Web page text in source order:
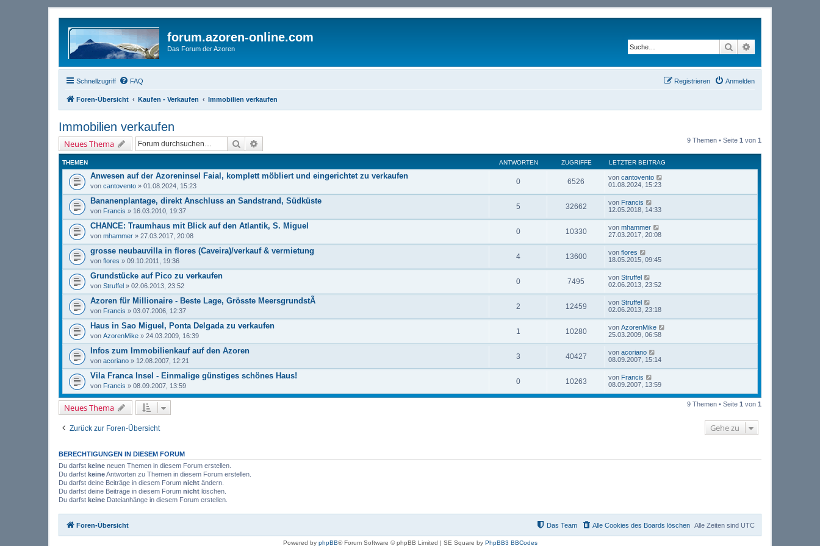
forum.azoren-online.com
Das Forum der Azoren Suche
Schnellzugriff FAQ Anmelden
Registrieren
Foren-Übersicht Kaufen - Verkaufen Immobilien verkaufen
Immobilien verkaufen
Neues Thema Suche 9 Themen • Seite 1 von 1
THEMEN ANTWORTEN ZUGRIFFE LETZTER BEITRAG
Anwesen auf der Azoreninsel Faial, komplett möbliert und eingerichtet zu verkaufen
von cantovento » 01.08.2024, 15:23
0 6526 von cantovento
01.08.2024, 15:23
Bananenplantage, direkt Anschluss an Sandstrand, Südküste
von Francis » 16.03.2010, 19:37
5 32662 von Francis
12.05.2018, 14:33
CHANCE: Traumhaus mit Blick auf den Atlantik, S. Miguel
von mhammer » 27.03.2017, 20:08
0 10330 von mhammer
27.03.2017, 20:08
grosse neubauvilla in flores (Caveira)/verkauf & vermietung
von flores » 09.10.2011, 19:36
4 13600 von flores
18.05.2015, 09:45
Grundstücke auf Pico zu verkaufen
von Struffel » 02.06.2013, 23:52
0 7495 von Struffel
02.06.2013, 23:52
Azoren für Millionaire - Beste Lage, Grösste MeersgrundstÃ
von Francis » 03.07.2006, 12:37
2 12459 von Struffel
02.06.2013, 23:18
Haus in Sao Miguel, Ponta Delgada zu verkaufen
von AzorenMike » 24.03.2009, 16:39
1 10280 von AzorenMike
25.03.2009, 06:58
Infos zum Immobilienkauf auf den Azoren
von acoriano » 12.08.2007, 12:21
3 40427 von acoriano
08.09.2007, 15:14
Vila Franca Insel - Einmalige günstiges schönes Haus!
von Francis » 08.09.2007, 13:59
0 10263 von Francis
08.09.2007, 13:59
Neues Thema 9 Themen • Seite 1 von 1
Zurück zur Foren-Übersicht Gehe zu
BERECHTIGUNGEN IN DIESEM FORUM
Du darfst keine neuen Themen in diesem Forum erstellen.
Du darfst keineAntworten zu Themen in diesem Forum erstellen.
Du darfst deine Beiträge in diesem Forum nicht ändern.
Du darfst deine Beiträge in diesem Forum nicht löschen.
Du darfst keine Dateianhänge in diesem Forum erstellen.
Foren-Übersicht Alle Zeiten sind UTC
Alle Cookies des Boards löschen
Das Team
Powered by phpBB® Forum Software © phpBB Limited | SE Square by PhpBB3 BBCodes